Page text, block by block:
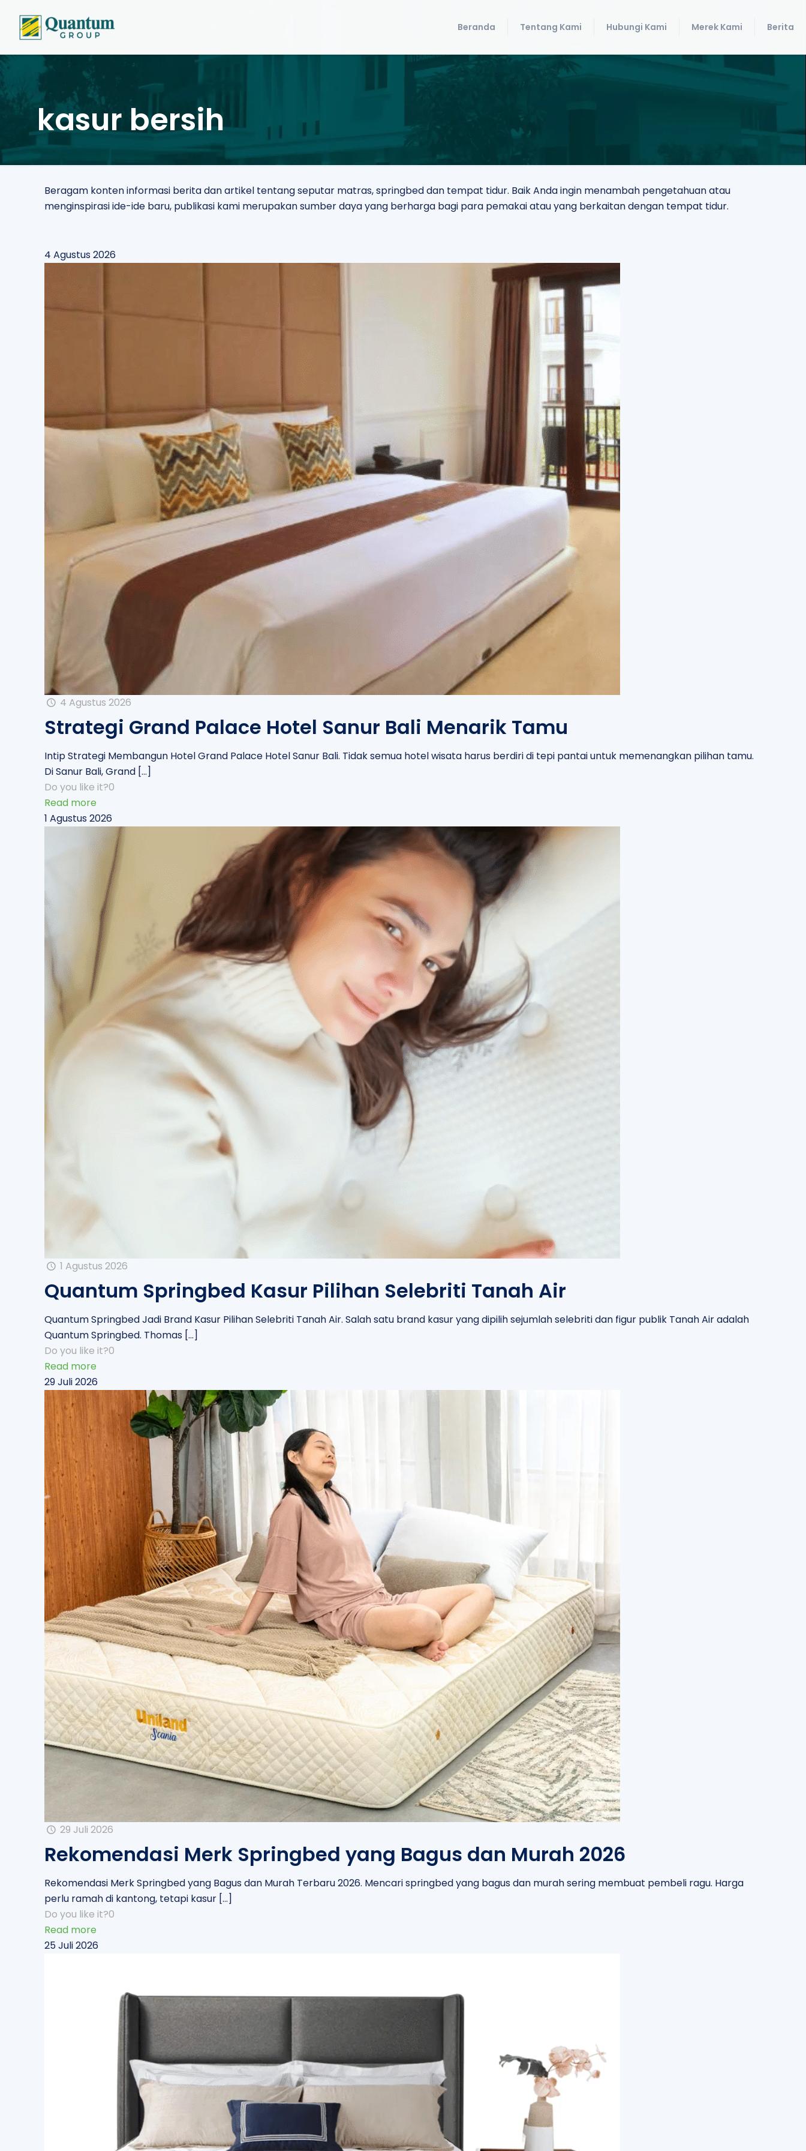
Beranda Tentang Kami Hubungi Kami Merek Kami Berita
kasur bersih
Beragam konten informasi berita dan artikel tentang seputar matras, springbed dan tempat tidur. Baik Anda ingin menambah pengetahuan atau
menginspirasi ide-ide baru, publikasi kami merupakan sumber daya yang berharga bagi para pemakai atau yang berkaitan dengan tempat tidur.
4 Agustus 2026
4 Agustus 2026
Strategi Grand Palace Hotel Sanur Bali Menarik Tamu
Intip Strategi Membangun Hotel Grand Palace Hotel Sanur Bali. Tidak semua hotel wisata harus berdiri di tepi pantai untuk memenangkan pilihan tamu.
Di Sanur Bali, Grand […]
Do you like it?0
Read more
1 Agustus 2026
1 Agustus 2026
Quantum Springbed Kasur Pilihan Selebriti Tanah Air
Quantum Springbed Jadi Brand Kasur Pilihan Selebriti Tanah Air. Salah satu brand kasur yang dipilih sejumlah selebriti dan figur publik Tanah Air adalah
Quantum Springbed. Thomas […]
Do you like it?0
Read more
29 Juli 2026
29 Juli 2026
Rekomendasi Merk Springbed yang Bagus dan Murah 2026
Rekomendasi Merk Springbed yang Bagus dan Murah Terbaru 2026. Mencari springbed yang bagus dan murah sering membuat pembeli ragu. Harga
perlu ramah di kantong, tetapi kasur […]
Do you like it?0
Read more
25 Juli 2026